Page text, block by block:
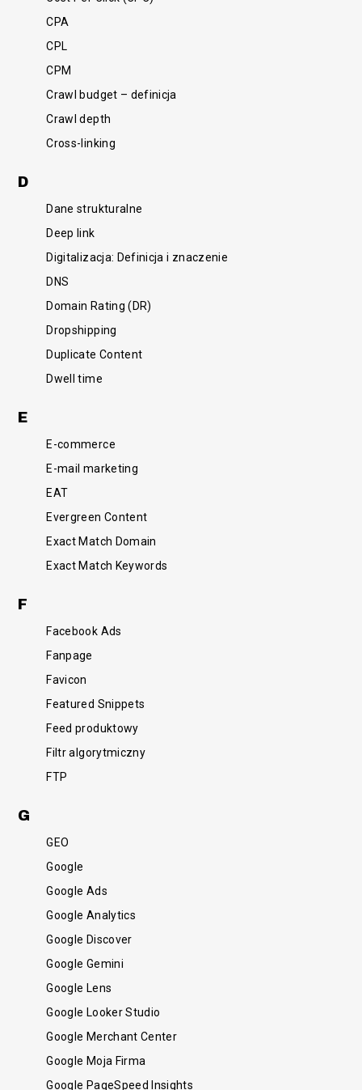
CPA
CPL
CPM
Crawl budget – definicja
Crawl depth
Cross-linking
D
Dane strukturalne
Deep link
Digitalizacja: Definicja i znaczenie
DNS
Domain Rating (DR)
Dropshipping
Duplicate Content
Dwell time
E
E-commerce
E-mail marketing
EAT
Evergreen Content
Exact Match Domain
Exact Match Keywords
F
Facebook Ads
Fanpage
Favicon
Featured Snippets
Feed produktowy
Filtr algorytmiczny
FTP
G
GEO
Google
Google Ads
Google Analytics
Google Discover
Google Gemini
Google Lens
Google Looker Studio
Google Merchant Center
Google Moja Firma
Google PageSpeed Insights